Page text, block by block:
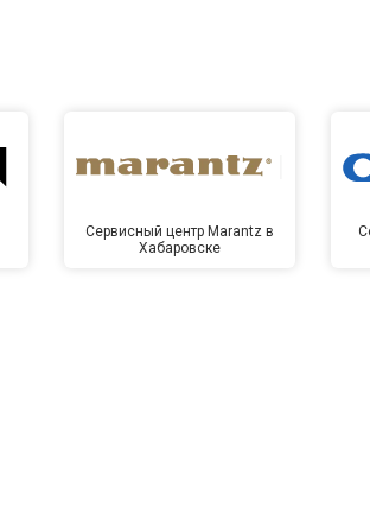
Сервисный центр Marantz в
Хабаровске